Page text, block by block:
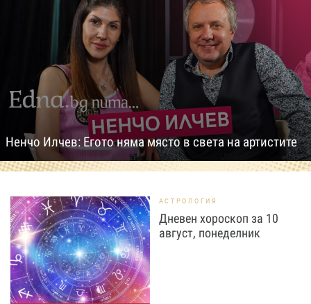
Ненчо Илчев: Егото няма място в света на артистите
АСТРОЛОГИЯ
Дневен хороскоп за 10
август, понеделник